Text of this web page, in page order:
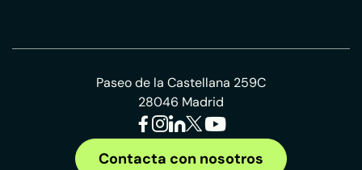
Paseo de la Castellana 259C
28046 Madrid
Contacta con nosotros